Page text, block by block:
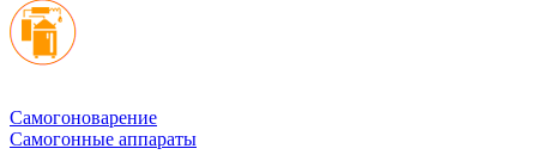
Cамогоноварение
Самогонные аппараты